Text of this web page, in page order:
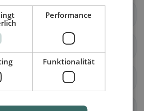
Lantsch/Lenz
Albula
Bergün Filisur
Performance
Funktionalität